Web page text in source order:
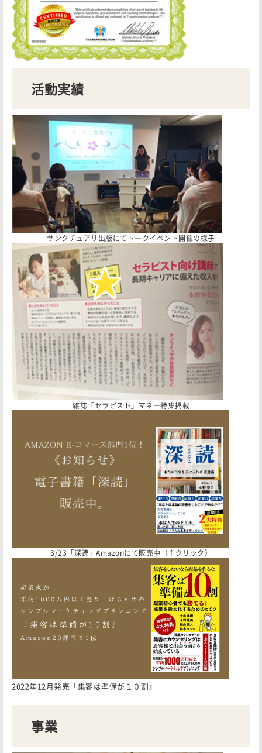
活動実績
サンクチュアリ出版にてトークイベント開催の様子
雑誌「セラピスト」マネー特集掲載
3/23「深読」Amazonにて販売中（↑クリック）
2022年12月発売「集客は準備が１０割』
事業